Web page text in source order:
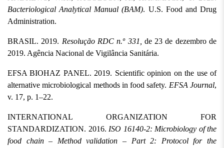
Bacteriological Analytical Manual (BAM). U.S. Food and Drug
Administration.
BRASIL. 2019. Resolução RDC n.º 331, de 23 de dezembro de
2019. Agência Nacional de Vigilância Sanitária.
EFSA BIOHAZ PANEL. 2019. Scientific opinion on the use of
alternative microbiological methods in food safety. EFSA Journal,
v. 17, p. 1–22.
INTERNATIONAL ORGANIZATION FOR
STANDARDIZATION. 2016. ISO 16140-2: Microbiology of the
food chain – Method validation – Part 2: Protocol for the